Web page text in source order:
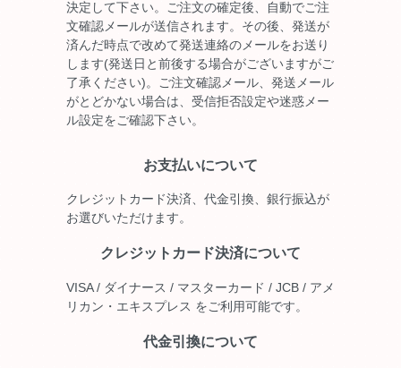
決定して下さい。ご注文の確定後、自動でご注
文確認メールが送信されます。その後、発送が
済んだ時点で改めて発送連絡のメールをお送り
します(発送日と前後する場合がございますがご
了承ください)。ご注文確認メール、発送メール
がとどかない場合は、受信拒否設定や迷惑メー
ル設定をご確認下さい。
お支払いについて
クレジットカード決済、代金引換、銀行振込が
お選びいただけます。
クレジットカード決済について
VISA / ダイナース / マスターカード / JCB / アメ
リカン・エキスプレス をご利用可能です。
代金引換について